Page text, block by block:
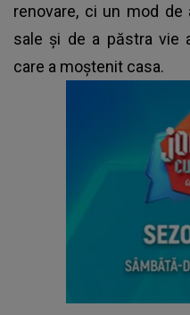
renovare, ci un mod de
sale și de a păstra vie
care a moștenit casa.